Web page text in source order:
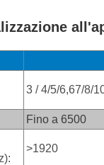
3 / 4/5/6,67/8/
Fino a 6500
>1920